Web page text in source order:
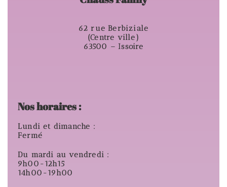
62 rue Berbiziale
(Centre ville)
63500 – Issoire
Nos horaires :
Lundi et dimanche :
Fermé
Du mardi au vendredi :
9h00-12h15
14h00-19h00